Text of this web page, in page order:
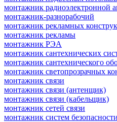
монтажник радиоэлектронной
монтажник-разнорабочий
монтажник рекламных
монтажник рекламы
монтажник РЭА
монтажник сантехнических
монтажник сантехнического
монтажник светопрозрачных
монтажник связи
монтажник связи (антенщик)
монтажник связи (кабельщик)
монтажник сетей связи
монтажник систем безопасности